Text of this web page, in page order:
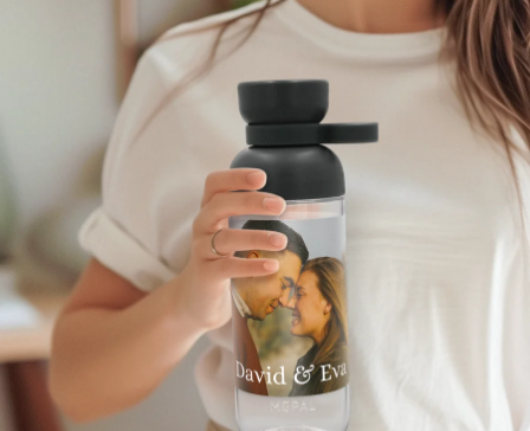
4,5 (basert på +15 000 anmeldelser)
Gavene våre inspirerer. Kundene gir oss 4,5 på Google
Reviews.
Gratis kort med hilsen
Lag noe unikt med bare noen få steg - med hennes navn,
et bilde av dere eller en beskjed som virkelig berører
hjertet. Ikke noe tull, bare masse kjærlighet i øyeblikket.